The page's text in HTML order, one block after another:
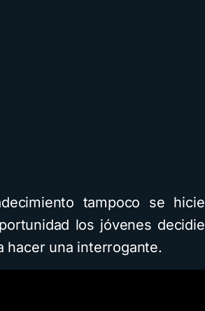
tampoco se
los jóvenes
hacer una interrogante.